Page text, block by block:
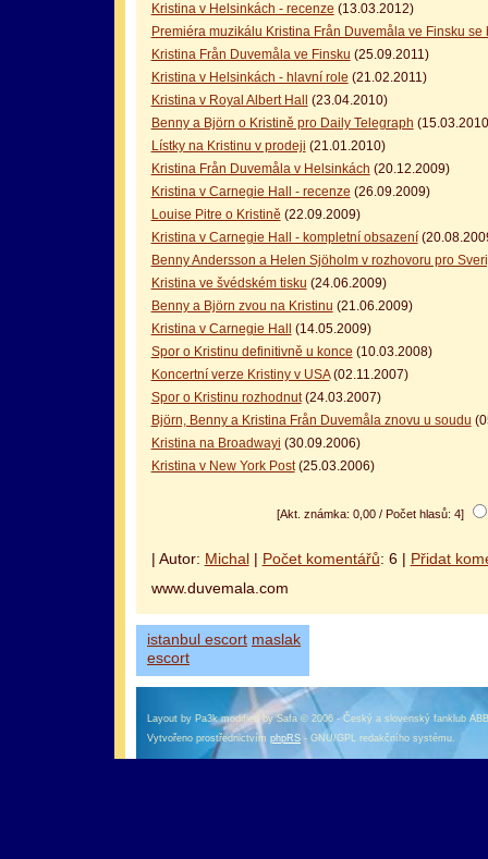
Kristina v Helsinkách - recenze (13.03.2012)
Premiéra muzikálu Kristina Från Duvemåla ve Finsku se
Kristina Från Duvemåla ve Finsku (25.09.2011)
Kristina v Helsinkách - hlavní role (21.02.2011)
Kristina v Royal Albert Hall
(23.04.2010)
Benny a Björn o Kristině pro Daily Telegraph
Lístky na Kristinu v prodeji (21.01.2010)
Kristina Från Duvemåla v Helsinkách (20.12.2009)
Kristina v Carnegie Hall - recenze (26.09.2009)
Louise Pitre o Kristině (22.09.2009)
Kristina v Carnegie Hall - kompletní obsazení
Benny Andersson a Helen Sjöholm v rozhovoru pro
Kristina ve švédském tisku (24.06.2009)
Benny a Björn zvou na Kristinu (21.06.2009)
Kristina v Carnegie Hall
(14.05.2009)
Spor o Kristinu definitivně u konce (10.03.2008)
Koncertní verze Kristiny v USA(02.11.2007)
Spor o Kristinu rozhodnut(24.03.2007)
Björn, Benny a Kristina Från Duvemåla znovu u soudu
Kristina na Broadwayi (30.09.2006)
Kristina v New York Post(25.03.2006)
[Akt. známka: 0,00 / Počet hlasů: 4]
| Autor: Michal| Počet komentářů: 6 | Přidat
www.duvemala.com
istanbul escort maslak
escort
Layout by Pa3k modified by Safa © 2006 - Český a slovenský fanklub
Vytvořeno prostřednictvím phpRS - GNU/GPL redakčního systému.